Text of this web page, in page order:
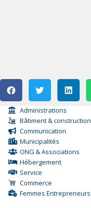
Administrations
Bâtiment & construction
Communication
Municipalités
ONG & Associations
Hébergement
Service
Commerce
Femmes Entrepreneurs